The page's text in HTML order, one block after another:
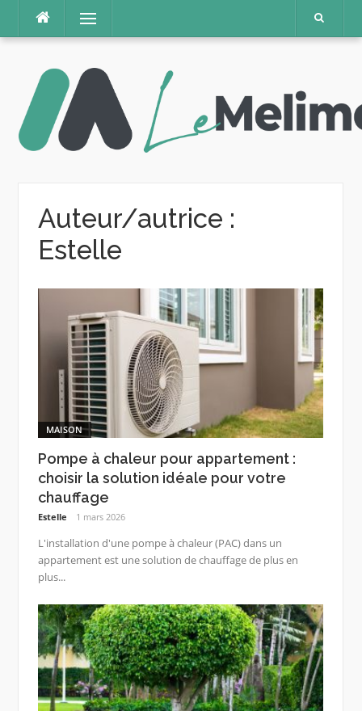
contenu
Menu
Auteur/autrice :
Estelle
MAISON
Pompe à chaleur pour appartement :
choisir la solution idéale pour votre
chauffage
Estelle 1 mars 2026
L'installation d'une pompe à chaleur (PAC) dans un
appartement est une solution de chauffage de plus en
plus...